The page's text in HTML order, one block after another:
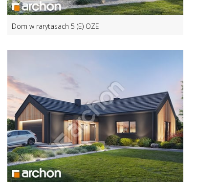
Dom w rarytasach 5 (E) OZE